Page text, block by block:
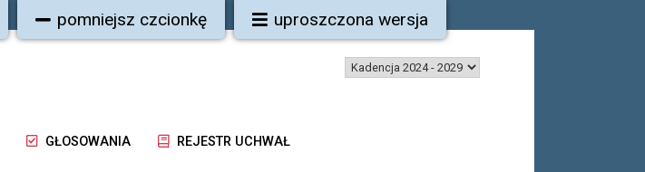
pomniejsz czcionkę uproszczona wersja
GŁOSOWANIA
REJESTR UCHWAŁ